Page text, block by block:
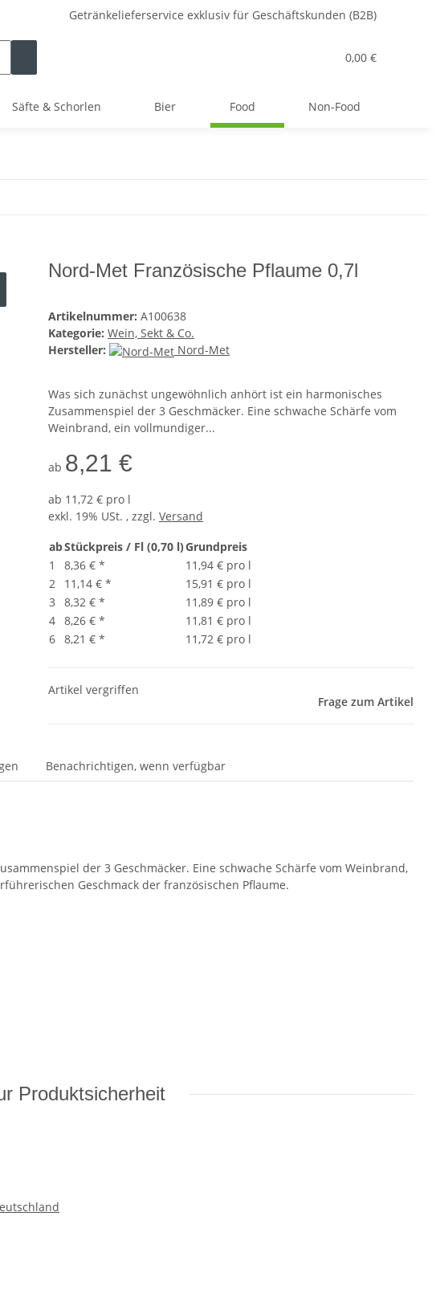
Getränkelieferservice exklusiv für Geschäftskunden (B2B)
0,00 €
Säfte & Schorlen Bier Food Non-Food
Nord-Met Französische Pflaume 0,7l
Artikelnummer: A100638
Kategorie: Wein, Sekt & Co.
Hersteller:
Nord-Met
Was sich zunächst ungewöhnlich anhört ist ein harmonisches
Zusammenspiel der 3 Geschmäcker. Eine schwache Schärfe vom
Weinbrand, ein vollmundiger...
ab 8,21 €
ab 11,72 € pro l
exkl. 19% USt. , zzgl. Versand
abStückpreis / Fl (0,70 l)Grundpreis
1
8,36 € *
11,94 € pro l
2
11,14 € *
15,91 € pro l
3
8,32 € *
11,89 € pro l
4 8,26 € *
11,81 € pro l
6 8,21 € * 11,72 € pro l
Artikel vergriffen
Frage zum Artikel
Benachrichtigen, wenn verfügbar
der 3 Geschmäcker. Eine schwache Schärfe vom Weinbrand,
Geschmack der französischen Pflaume.
Produktsicherheit